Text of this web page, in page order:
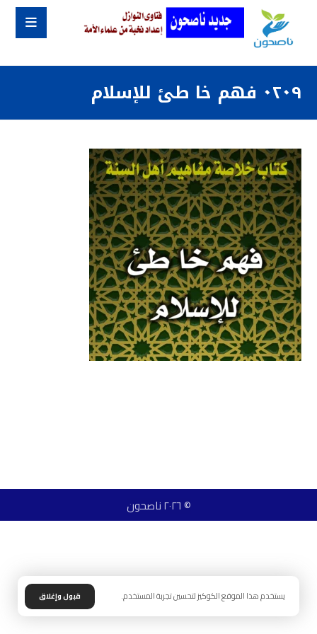
٠٢٠٩ فهم خا طئ للإسلام
© ٢٠٢٦ ناصحون
يستخدم هذا الموقع الكوكيز لتحسين تجربة المستخدم. قبول وإغلاق